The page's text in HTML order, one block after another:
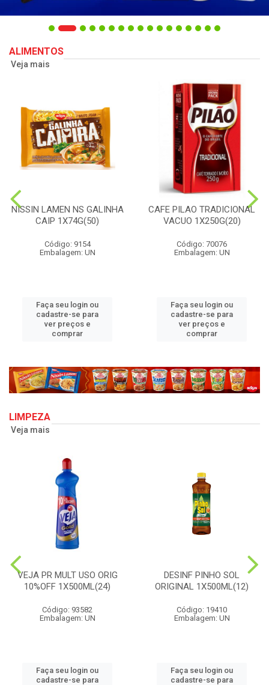
ALIMENTOS
Veja mais
NISSIN LAMEN NS GALINHA
CAIP 1X74G(50)
Código: 9154
Embalagem: UN
Faça seu login ou
cadastre-se para
ver preços e
comprar
CAFE PILAO TRADICIONAL
VACUO 1X250G(20)
Código: 70076
Embalagem: UN
Faça seu login ou
cadastre-se para
ver preços e
comprar
LIMPEZA
Veja mais
VEJA PR MULT USO ORIG
10%OFF 1X500ML(24)
Código: 93582
Embalagem: UN
Faça seu login ou
cadastre-se para
DESINF PINHO SOL
ORIGINAL 1X500ML(12)
Código: 19410
Embalagem: UN
Faça seu login ou
cadastre-se para